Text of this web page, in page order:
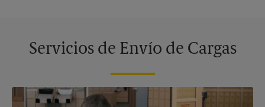
Servicios de Envío de Cargas